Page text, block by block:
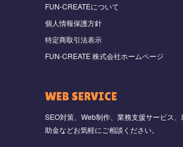
FUN-CREATEについて
個人情報保護方針
特定商取引法表示
FUN-CREATE 株式会社ホームページ
WEB SERVICE
SEO対策、Web制作、業務支援サービス
助金などお気軽にご相談ください。